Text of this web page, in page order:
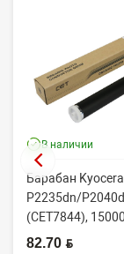
В наличии
Барабан Kyocera
P2235dn/
(CET7844),
Япония
82.70 BYN